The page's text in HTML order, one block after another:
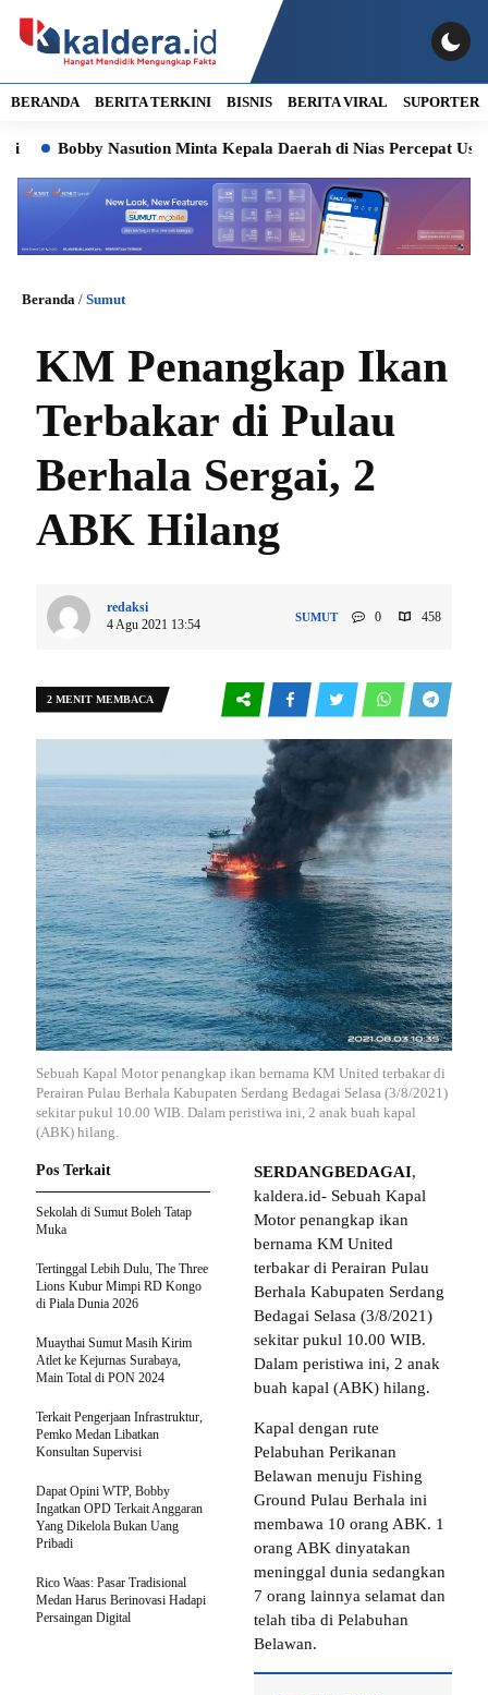
BERANDA BERITA TERKINI BISNIS BERITA VIRAL SUPORTER
Bobby Nasution Minta Kepala Daerah di Nias Percepat Usulan
Beranda / Sumut
KM Penangkap Ikan
Terbakar di Pulau
Berhala Sergai, 2
ABK Hilang
redaksi
4 Agu 2021 13:54
SUMUT 0 458
2 MENIT MEMBACA
Sebuah Kapal Motor penangkap ikan bernama KM United terbakar di
Perairan Pulau Berhala Kabupaten Serdang Bedagai Selasa (3/8/2021)
sekitar pukul 10.00 WIB. Dalam peristiwa ini, 2 anak buah kapal
(ABK) hilang.
SERDANGBEDAGAI,
kaldera.id- Sebuah Kapal
Motor penangkap ikan
bernama KM United
terbakar di Perairan Pulau
Berhala Kabupaten Serdang
Bedagai Selasa (3/8/2021)
sekitar pukul 10.00 WIB.
Dalam peristiwa ini, 2 anak
buah kapal (ABK) hilang.
Kapal dengan rute
Pelabuhan Perikanan
Belawan menuju Fishing
Ground Pulau Berhala ini
membawa 10 orang ABK. 1
orang ABK dinyatakan
meninggal dunia sedangkan
7 orang lainnya selamat dan
telah tiba di Pelabuhan
Belawan.
Pos Terkait
Sekolah di Sumut Boleh Tatap
Muka
Tertinggal Lebih Dulu, The Three
Lions Kubur Mimpi RD Kongo
di Piala Dunia 2026
Muaythai Sumut Masih Kirim
Atlet ke Kejurnas Surabaya,
Main Total di PON 2024
Terkait Pengerjaan Infrastruktur,
Pemko Medan Libatkan
Konsultan Supervisi
Dapat Opini WTP, Bobby
Ingatkan OPD Terkait Anggaran
Yang Dikelola Bukan Uang
Pribadi
Rico Waas: Pasar Tradisional
Medan Harus Berinovasi Hadapi
Persaingan Digital